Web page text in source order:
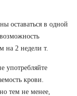
оставаться в одной
на 2 недели т.
употребляйте
крови.
тем не менее,